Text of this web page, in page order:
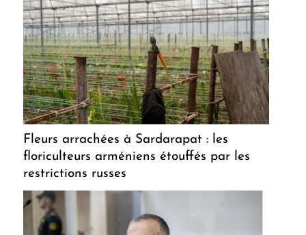
Fleurs arrachées à Sardarapat : les
floriculteurs arméniens étouffés par les
restrictions russes